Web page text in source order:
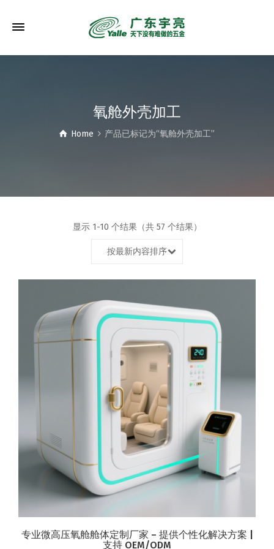
氧舱外壳加工
Home 产品已标记为“氧舱外壳加工”
显示 1-10 个结果（共 57 个结果）
按最新内容排序
专业微高压氧舱舱体定制厂家 – 提供个性化解决方案 |
支持 OEM/ODM